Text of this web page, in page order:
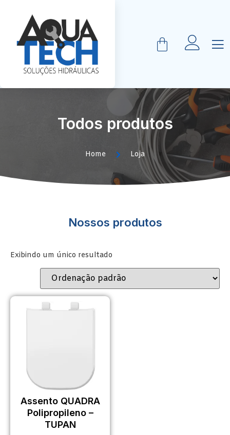
Todos produtos
Home Loja
Nossos produtos
Exibindo um único resultado
Assento QUADRA
Polipropileno –
TUPAN